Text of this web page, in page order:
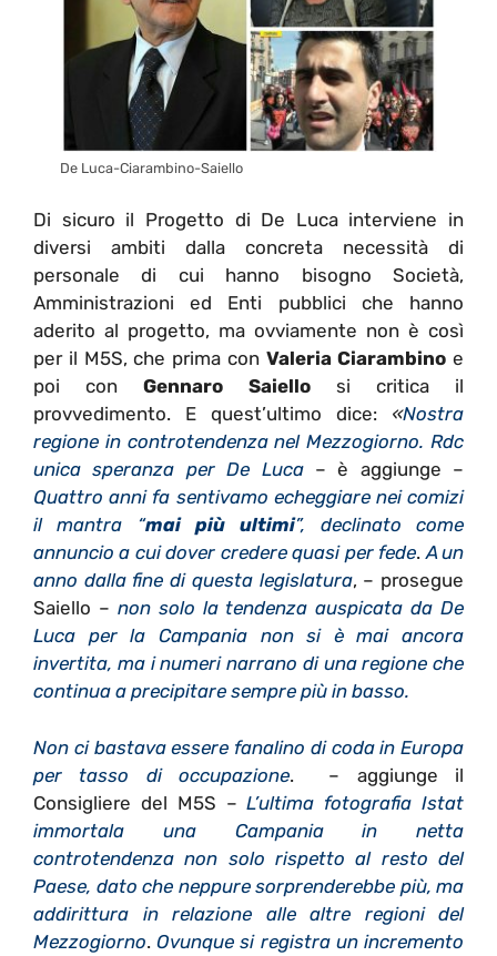
De Luca-Ciarambino-Saiello
Di sicuro il Progetto di De Luca interviene in
diversi ambiti dalla concreta necessità di
personale di cui hanno bisogno Società,
Amministrazioni ed Enti pubblici che hanno
aderito al progetto, ma ovviamente non è così
per il M5S, che prima con Valeria Ciarambino e
poi con Gennaro Saiello si critica il
provvedimento. E quest’ultimo dice: «Nostra
regione in controtendenza nel Mezzogiorno. Rdc
unica speranza per De Luca – è aggiunge –
Quattro anni fa sentivamo echeggiare nei comizi
il mantra “mai più ultimi”, declinato come
annuncio a cui dover credere quasi per fede.A un
anno dalla fine di questa legislatura, – prosegue
Saiello – non solo la tendenza auspicata da De
Luca per la Campania non si è mai ancora
invertita, ma i numeri narrano di una regione che
continua a precipitare sempre più in basso.
Non ci bastava essere fanalino di coda in Europa
per tasso di occupazione. – aggiunge il
Consigliere del M5S –L’ultima fotografia Istat
immortala una Campania in netta
controtendenza non solo rispetto al resto del
Paese, dato che neppure sorprenderebbe più, ma
addirittura in relazione alle altre regioni del
Mezzogiorno.Ovunque si registra un incremento